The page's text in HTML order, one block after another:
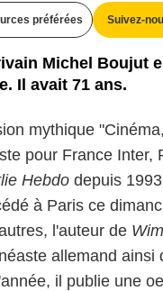
préférées Suivez-
Michel Boujut
Il avait 71 ans.
mythique
pour France
Hebdo depuis
à Paris ce
l'auteur de
allemand ainsi
il publie une